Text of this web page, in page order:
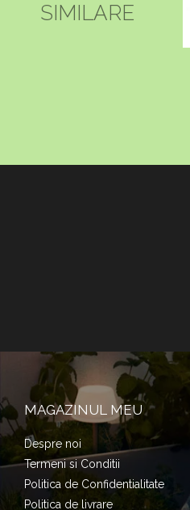
SIMILARE
MAGAZINUL MEU
Despre noi
Termeni si Conditii
Politica de Confidentialitate
Politica de livrare